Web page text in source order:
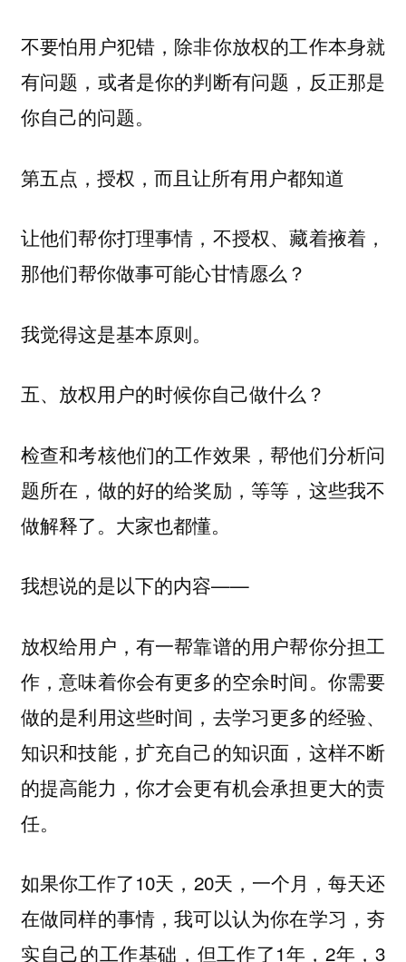
不要怕用户犯错，除非你放权的工作本身就
有问题，或者是你的判断有问题，反正那是
你自己的问题。
第五点，授权，而且让所有用户都知道
让他们帮你打理事情，不授权、藏着掖着，
那他们帮你做事可能心甘情愿么？
我觉得这是基本原则。
五、放权用户的时候你自己做什么？
检查和考核他们的工作效果，帮他们分析问
题所在，做的好的给奖励，等等，这些我不
做解释了。大家也都懂。
我想说的是以下的内容——
放权给用户，有一帮靠谱的用户帮你分担工
作，意味着你会有更多的空余时间。你需要
做的是利用这些时间，去学习更多的经验、
知识和技能，扩充自己的知识面，这样不断
的提高能力，你才会更有机会承担更大的责
任。
如果你工作了10天，20天，一个月，每天还
在做同样的事情，我可以认为你在学习，夯
实自己的工作基础，但工作了1年，2年，3